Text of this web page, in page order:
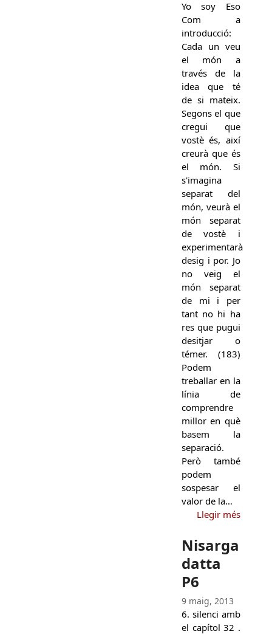
Yo soy Eso
Com a
introducció:
Cada un veu
el món a
través de la
idea que té
de si mateix.
Segons el que
cregui que
vostè és, així
creurà que és
el món. Si
s'imagina
separat del
món, veurà el
món separat
de vostè i
experimentarà
desig i por. Jo
no veig el
món separat
de mi i per
tant no hi ha
res que pugui
desitjar o
témer. (183)
Podem
treballar en la
línia de
comprendre
millor en què
basem la
separació.
Però també
podem
sospesar el
valor de la…
Llegir més
Nisarga
datta
P6
9 maig, 2013
6. silenci amb
el capítol 32 .